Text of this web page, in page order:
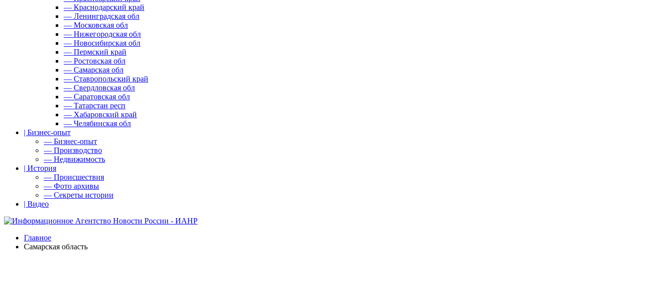
— Краснодарский край
— Ленинградская обл
— Московская обл
— Нижегородская обл
— Новосибирская обл
— Пермский край
— Ростовская обл
— Самарская обл
— Ставропольский край
— Свердловская обл
— Саратовская обл
— Татарстан респ
— Хабаровский край
— Челябинская обл
| Бизнес-опыт
— Бизнес-опыт
— Производство
— Недвижимость
| История
— Происшествия
— Фото архивы
— Секреты истории
| Видео
Главное
Самарская область